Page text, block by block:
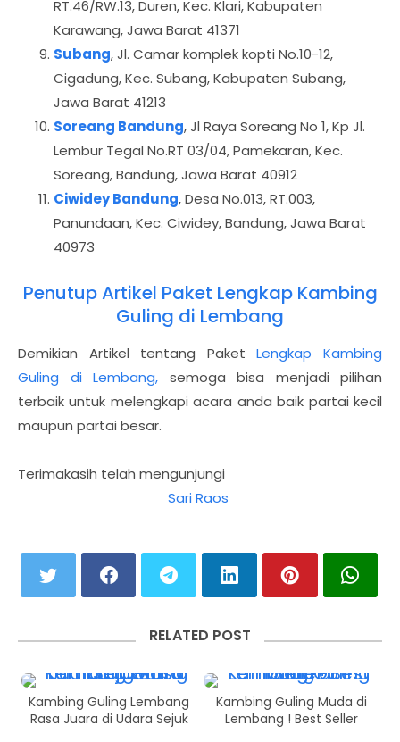
RT.46/RW.13, Duren, Kec. Klari, Kabupaten
Karawang, Jawa Barat 41371
Subang, Jl. Camar komplek kopti No.10-12,
Cigadung, Kec. Subang, Kabupaten Subang,
Jawa Barat 41213
Soreang Bandung, Jl Raya Soreang No 1, Kp Jl.
Lembur Tegal No.RT 03/04, Pamekaran, Kec.
Soreang, Bandung, Jawa Barat 40912
Ciwidey Bandung, Desa No.013, RT.003,
Panundaan, Kec. Ciwidey, Bandung, Jawa Barat
40973
Penutup Artikel Paket Lengkap Kambing
Guling di Lembang
Demikian Artikel tentang PaketLengkap Kambing
Guling di Lembang, semoga bisa menjadi pilihan
terbaik untuk melengkapi acara anda baik partai kecil
maupun partai besar.
Terimakasih telah mengunjungi
Sari Raos
RELATED POST
Kambing Guling Lembang
Rasa Juara di Udara Sejuk
Kambing Guling Muda di
Lembang ! Best Seller